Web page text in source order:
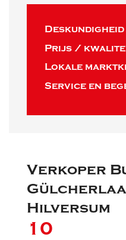
Deskundigheid
Prijs /
Lokale
Service en
Verkoper
Hilversum
10